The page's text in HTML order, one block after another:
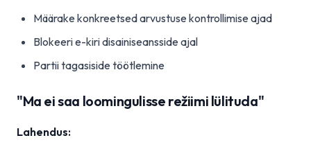
Määrake konkreetsed arvustuse kontrollimise ajad
Blokeeri e-kiri disainiseansside ajal
Partii tagasiside töötlemine
"Ma ei saa loomingulisse režiimi lülituda"
Lahendus: